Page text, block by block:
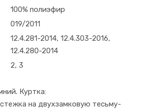
100% полиэфир
019/2011
12.4.281-2014, 12.4.303-2016,
12.4.280-2014
2, 3
Куртка:
на двухзамковую тесьму-